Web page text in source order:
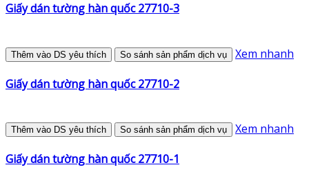
Giấy dán tường hàn quốc 27710-3
Thêm vào DS yêu thích So sánh sản phẩm dịch vụ Xem nhanh
Giấy dán tường hàn quốc 27710-2
Thêm vào DS yêu thích So sánh sản phẩm dịch vụ Xem nhanh
Giấy dán tường hàn quốc 27710-1